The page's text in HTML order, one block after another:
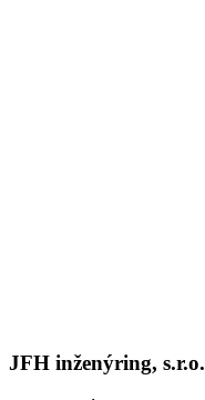
JFH inženýring, s.r.o.